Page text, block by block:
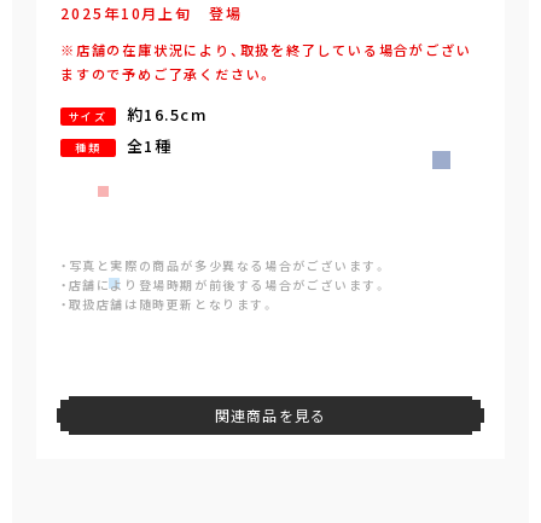
2025年10月 上旬 登場
※店舗の在庫状況により、取扱を終了している場合がござい
ますので予めご了承ください。
サイズ 約16.5cm
種類 全1種
・写真と実際の商品が多少異なる場合がございます。
・店舗により登場時期が前後する場合がございます。
・取扱店舗は随時更新となります。
関連商品を見る